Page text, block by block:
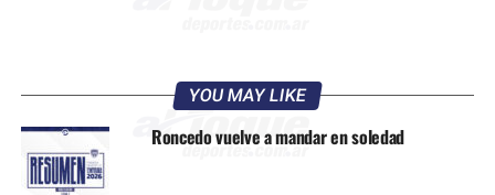
YOU MAY LIKE
Roncedo vuelve a mandar en soledad